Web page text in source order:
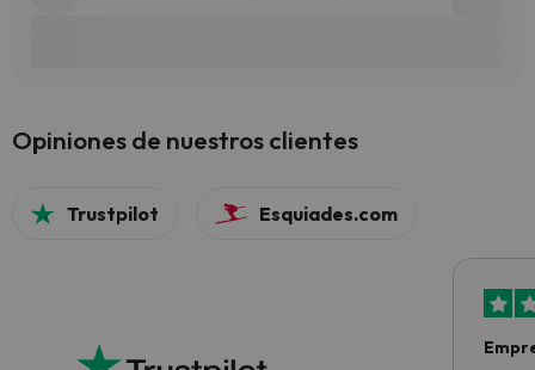
Opiniones de nuestros clientes
Trustpilot Esquiades.com